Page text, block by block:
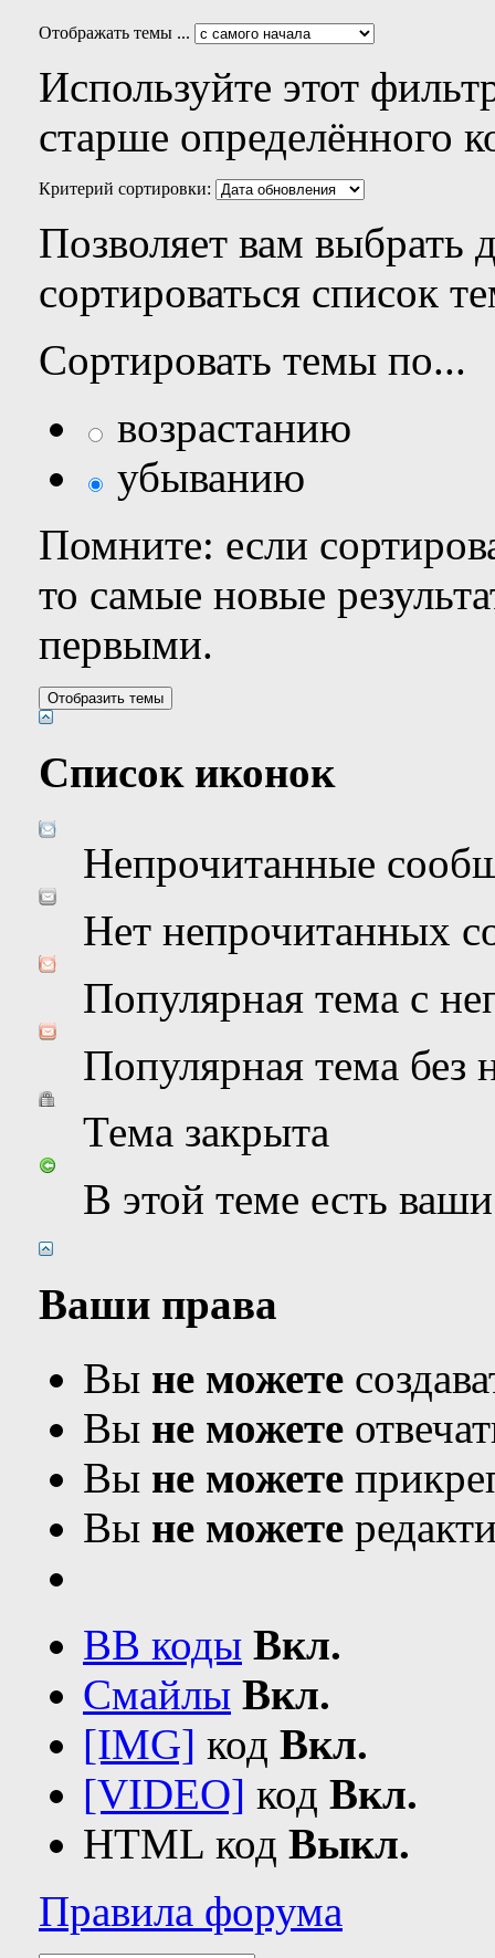
Отображать темы ...
Используйте этот
старше определённого
Критерий сортировки:
Позволяет вам выбрать
сортироваться список
Сортировать темы по...
возрастанию
убыванию
Помните: если
то самые новые
первыми.
Список иконок
Непрочитанные
Нет непрочитанных
Популярная тема с
Популярная тема
Тема закрыта
В этой теме есть
Ваши права
Вы не можете
Вы не можете
Вы не можете
Вы не можете
BB коды Вкл.
Смайлы Вкл.
[IMG] код Вкл.
[VIDEO] код Вкл.
HTML код Выкл.
Правила форума